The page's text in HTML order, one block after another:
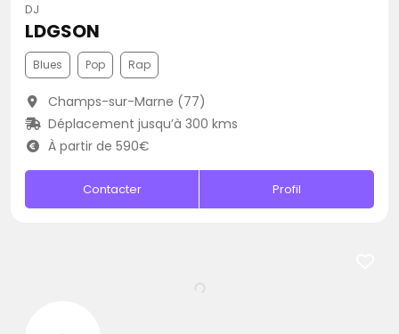
DJ
LDGSON
Blues Pop Rap
Champs-sur-Marne (77)
Déplacement jusqu’à 300 kms
À partir de 590€
Contacter Profil